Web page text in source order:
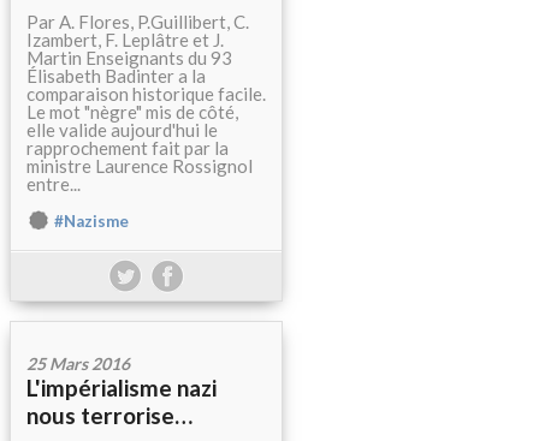
Par A. Flores, P.Guillibert, C.
Izambert, F. Leplâtre et J.
Martin Enseignants du 93
Élisabeth Badinter a la
comparaison historique facile.
Le mot "nègre" mis de côté,
elle valide aujourd'hui le
rapprochement fait par la
ministre Laurence Rossignol
entre...
#Nazisme
25 Mars 2016
L'impérialisme nazi
nous terrorise…